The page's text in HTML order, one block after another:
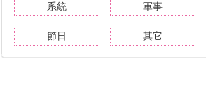
系統 軍事
節日 其它